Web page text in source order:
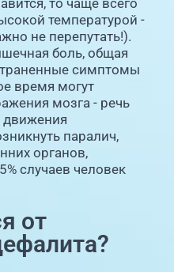
температурой -
не перепутать!).
боль, общая
симптомы
время могут
мозга - речь
движения
паралич,
органов,
случаев человек
от